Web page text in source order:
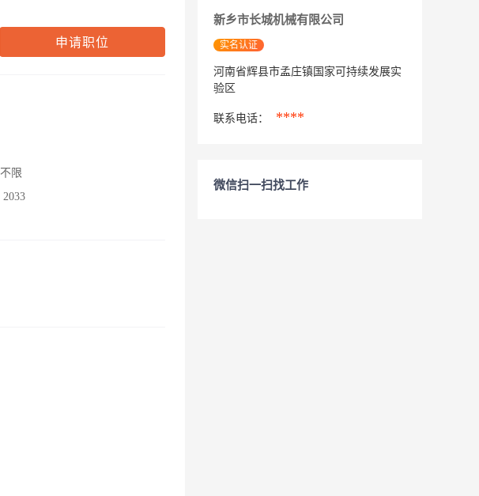
申请职位
不限
2033
新乡市长城机械有限公司
实名认证
河南省辉县市孟庄镇国家可持续发展实
验区
联系电话： ****
微信扫一扫找工作